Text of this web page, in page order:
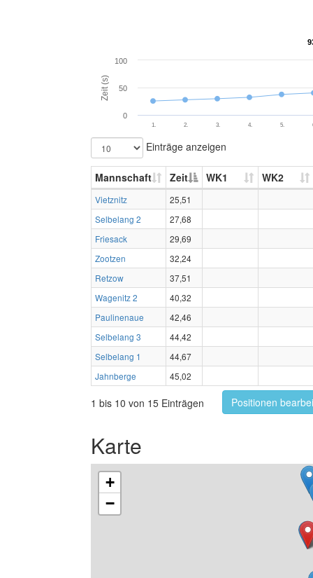
Zeit (s)
1. 2. 3. 4. 5.
0
50
100
Einträge anzeigen
Mannschaft Zeit WK1 WK2
Vietznitz
25,51
Selbelang 2
27,68
Friesack
29,69
Zootzen
32,24
Retzow
37,51
Wagenitz 2
40,32
Paulinenaue
42,46
Selbelang 3
44,42
Selbelang 1
44,67
Jahnberge
45,02
1 bis 10 von 15 Einträgen Positionen
Karte
+
−